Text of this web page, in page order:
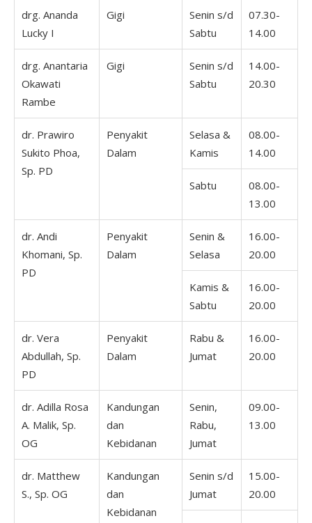
drg. Ananda
Lucky I
Gigi
Senin s/d
Sabtu
07.30-
14.00
drg. Anantaria
Okawati
Rambe
Gigi
Senin s/d
Sabtu
14.00-
20.30
dr. Prawiro
Sukito Phoa,
Sp. PD
Penyakit
Dalam
Selasa &
Kamis
08.00-
14.00
Sabtu
08.00-
13.00
dr. Andi
Khomani, Sp.
PD
Penyakit
Dalam
Senin &
Selasa
16.00-
20.00
Kamis &
Sabtu
16.00-
20.00
dr. Vera
Abdullah, Sp.
PD
Penyakit
Dalam
Rabu &
Jumat
16.00-
20.00
dr. Adilla Rosa
A. Malik, Sp.
OG
Kandungan
dan
Kebidanan
Senin,
Rabu,
Jumat
09.00-
13.00
dr. Matthew
S., Sp. OG
Kandungan
dan
Kebidanan
Senin s/d
Jumat
15.00-
20.00